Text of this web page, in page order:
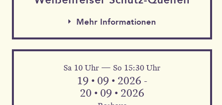
Mehr Informationen
Mehr Informationen
Sa 10 Uhr — So 15:30 Uhr
19 • 09 • 2026 -
20 • 09 • 2026